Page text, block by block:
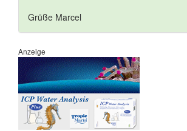
Grüße Marcel
Anzeige